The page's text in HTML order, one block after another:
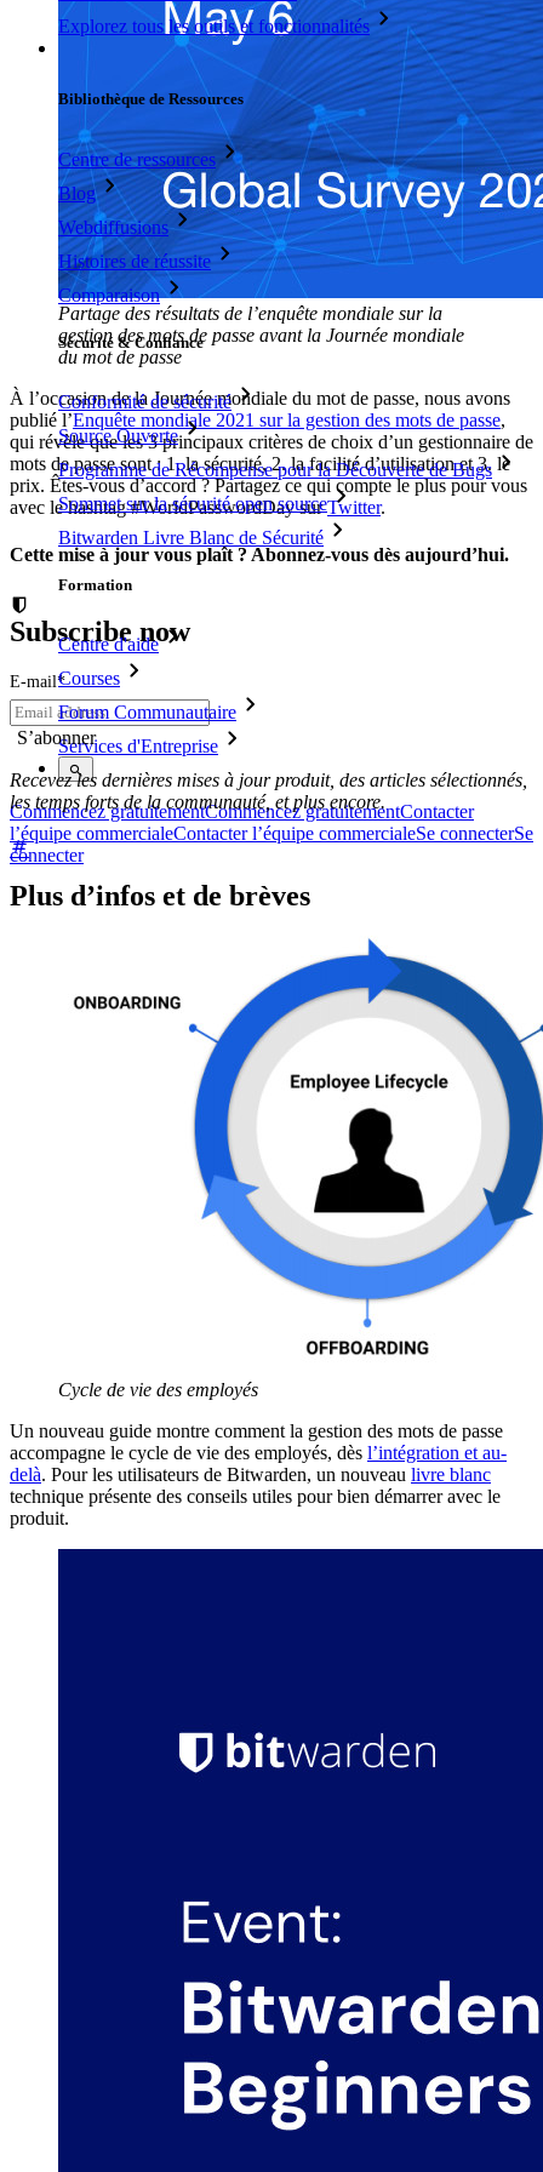
Explorez tous les outils et fonctionnalités
Bibliothèque de Ressources
Centre de ressources
Blog
Webdiffusions
Histoires de réussite
Comparaison
Sécurité & Confiance
Conformité de sécurité
Source Ouverte
Programme de Récompense pour la Découverte de Bugs
Sommet sur la sécurité open source
Bitwarden Livre Blanc de Sécurité
Formation
Centre d'aide
Courses
Forum Communautaire
Services d'Entreprise
Commencez gratuitementCommencez gratuitementContacter
l’équipe commercialeContacter l’équipe commercialeSe connecterSe
connecter
Partage des résultats de l’enquête mondiale sur la
gestion des mots de passe avant la Journée mondiale
du mot de passe
À l’occasion de la Journée mondiale du mot de passe, nous avons
publié l’Enquête mondiale 2021 sur la gestion des mots de passe,
qui révèle que les 3 principaux critères de choix d’un gestionnaire de
mots de passe sont : 1. la sécurité, 2. la facilité d’utilisation et 3. le
prix. Êtes-vous d’accord ? Partagez ce qui compte le plus pour vous
avec le hashtag #WorldPasswordDay surTwitter.
Cette mise à jour vous plaît ? Abonnez-vous dès aujourd’hui.
Subscribe now
E-mail*
Recevez les dernières mises à jour produit, des articles sélectionnés,
les temps forts de la communauté, et plus encore.
Plus d’infos et de brèves
Cycle de vie des employés
Un nouveau guide montre comment la gestion des mots de passe
accompagne le cycle de vie des employés, dès l’intégration et au-
delà. Pour les utilisateurs de Bitwarden, un nouveau livre blanc
technique présente des conseils utiles pour bien démarrer avec le
produit.